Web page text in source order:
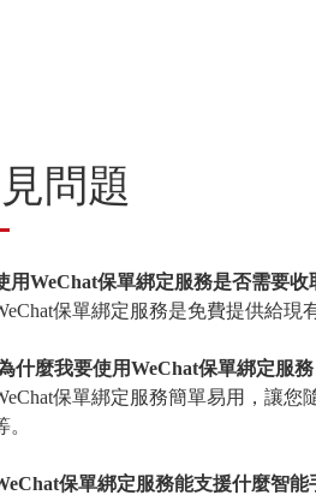
問題
用WeChat保單綁定服務是否需要收
保單綁定服務是免費提供給現
什麼我要使用WeChat保單綁定服務
保單綁定服務簡單易用，讓
。
保單綁定服務能支援什麼智能